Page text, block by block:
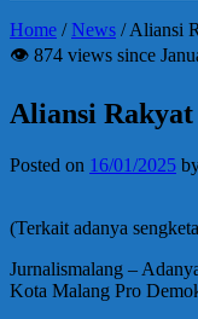
Home /News /Aliansi
👁 874 views since
Aliansi
Posted on 16/01/2025
(Terkait adanya
Jurnalismalang –
Kota Malang Pro